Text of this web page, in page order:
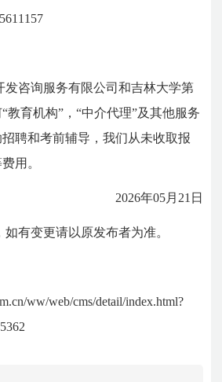
发咨询服务有限公司和吉林大学第
教育机构”，“中介代理”及其他服务
聘和考前辅导，我们从未收取报
用。
2026年05月21日
有变更请以原发布者为准。
ww/web/cms/detail/index.html?